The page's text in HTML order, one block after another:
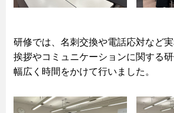
研修では、名刺交換や電話応対など実
挨拶やコミュニケーションに関する
幅広く時間をかけて行いました。